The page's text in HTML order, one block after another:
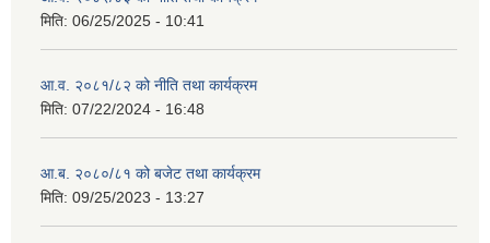
मिति: 06/25/2025 - 10:41
आ.व. २०८१/८२ को नीति तथा कार्यक्रम
मिति: 07/22/2024 - 16:48
आ.ब. २०८०/८१ को बजेट तथा कार्यक्रम
मिति: 09/25/2023 - 13:27